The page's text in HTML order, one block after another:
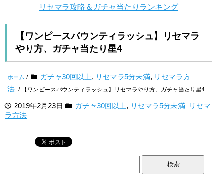
リセマラ攻略＆ガチャ当たりランキング
【ワンピースバウンティラッシュ】リセマラ
やり方、ガチャ当たり星4
ホーム / ガチャ30回以上, リセマラ5分未満, リセマラ方
法 / 【ワンピースバウンティラッシュ】リセマラやり方、ガチャ当たり星4
2019年2月23日 ガチャ30回以上, リセマラ5分未満, リセマ
ラ方法